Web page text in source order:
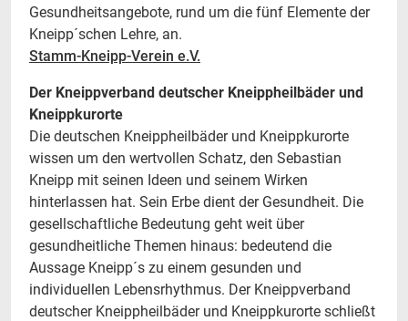
Gesundheitsangebote, rund um die fünf Elemente der
Kneipp´schen Lehre, an.
Stamm-Kneipp-Verein e.V.
Der Kneippverband deutscher Kneippheilbäder und
Kneippkurorte
Die deutschen Kneippheilbäder und Kneippkurorte
wissen um den wertvollen Schatz, den Sebastian
Kneipp mit seinen Ideen und seinem Wirken
hinterlassen hat. Sein Erbe dient der Gesundheit. Die
gesellschaftliche Bedeutung geht weit über
gesundheitliche Themen hinaus: bedeutend die
Aussage Kneipp´s zu einem gesunden und
individuellen Lebensrhythmus. Der Kneippverband
deutscher Kneippheilbäder und Kneippkurorte schließt